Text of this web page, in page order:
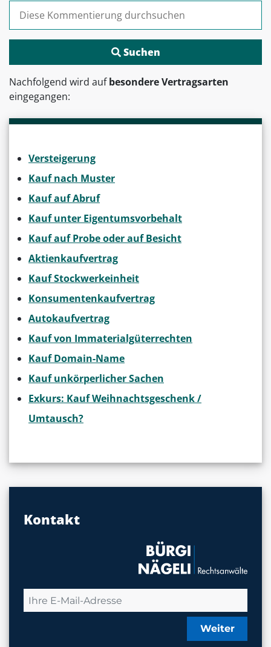
Suchen nach:
Nachfolgend wird aufbesondere Vertragsarten
eingegangen:
Versteigerung
Kauf nach Muster
Kauf auf Abruf
Kauf unter Eigentumsvorbehalt
Kauf auf Probe oder auf Besicht
Aktienkaufvertrag
Kauf Stockwerkeinheit
Konsumentenkaufvertrag
Autokaufvertrag
Kauf von Immaterialgüterrechten
Kauf Domain-Name
Kauf unkörperlicher Sachen
Exkurs: Kauf Weihnachtsgeschenk /
Umtausch?
Kontakt
Weiter